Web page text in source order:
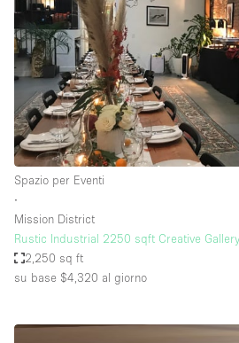
Spazio per Eventi
∙
Mission District
Rustic Industrial 2250 sqft Creative
2,250 sq ft
su base $4,320 al giorno